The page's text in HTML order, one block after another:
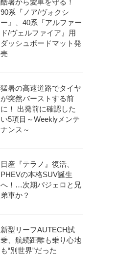
酷暑から愛車を守る！
90系『ノア/ヴォクシ
ー』、40系『アルファー
ド/ヴェルファイア』用
ダッシュボードマット発
売
猛暑の高速道路でタイヤ
が突然バーストする前
に！ 出発前に確認した
い5項目～Weeklyメンテ
ナンス～
日産『テラノ』復活、
PHEVの本格SUV誕生
へ！…次期パジェロと兄
弟車か？
新型リーフAUTECH試
乗、航続距離も乗り心地
も“別世界”だった